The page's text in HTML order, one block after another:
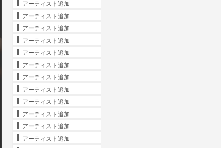
アーティスト追加
アーティスト追加
アーティスト追加
アーティスト追加
アーティスト追加
アーティスト追加
アーティスト追加
アーティスト追加
アーティスト追加
アーティスト追加
アーティスト追加
アーティスト追加